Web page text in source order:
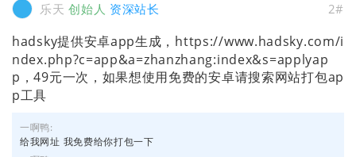
乐天 创始人 资深站长 2#
hadsky提供安卓app生成，https://www.hadsky.com/i
ndex.php?c=app&a=zhanzhang:index&s=applyap
p，49元一次，如果想使用免费的安卓请搜索网站打包ap
p工具
一啊鸭:
给我网址 我免费给你打包一下